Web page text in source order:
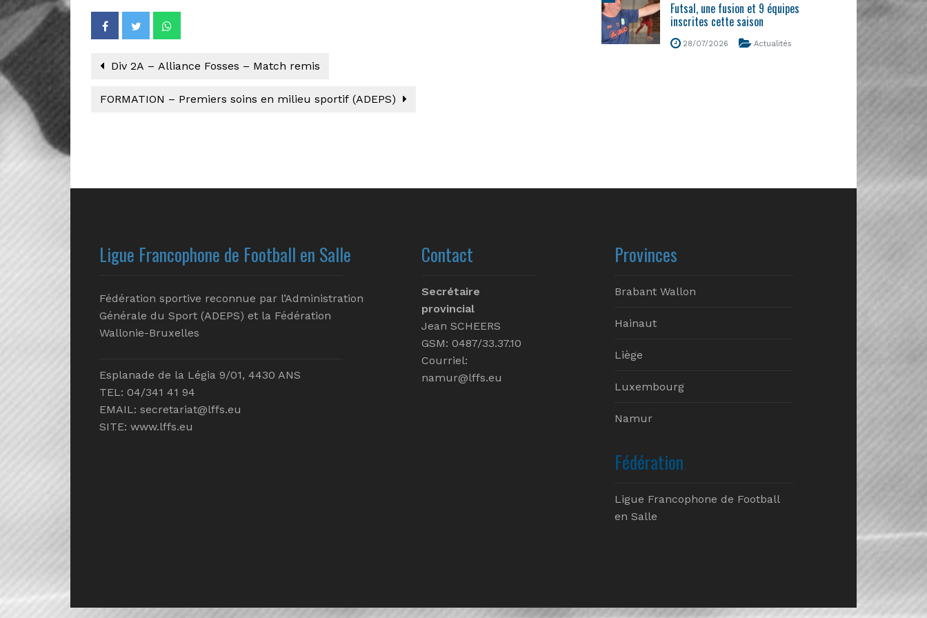
Div 2A – Alliance Fosses – Match remis
FORMATION – Premiers soins en milieu sportif (ADEPS)
Futsal, une fusion et 9 équipes
inscrites cette saison
28/07/2026 Actualités
Ligue Francophone de Football en Salle
Fédération sportive reconnue par l’Administration
Générale du Sport (ADEPS) et la Fédération
Wallonie-Bruxelles
Esplanade de la Légia 9/01, 4430 ANS
TEL: 04/341 41 94
EMAIL: secretariat@lffs.eu
SITE: www.lffs.eu
Contact
Secrétaire
provincial
Jean SCHEERS
GSM: 0487/33.37.10
Courriel:
namur@lffs.eu
Provinces
Brabant Wallon
Hainaut
Liège
Luxembourg
Namur
Fédération
Ligue Francophone de Football
en Salle